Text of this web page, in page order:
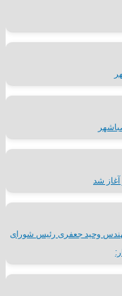
شد
وحید جعفری رئیس شورای